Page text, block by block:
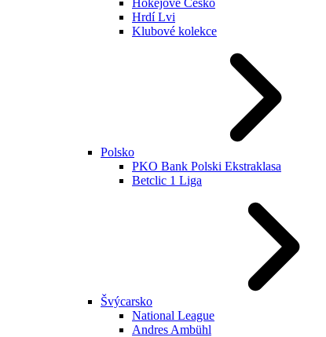
Hokejové Česko
Hrdí Lvi
Klubové kolekce
Polsko
PKO Bank Polski Ekstraklasa
Betclic 1 Liga
Švýcarsko
National League
Andres Ambühl